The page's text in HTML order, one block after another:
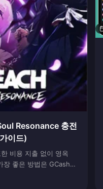
Resonance 충전
이드)
비용 지출 없이 영옥
좋은 방법은 GCash를
는 영옥 패키지를 선택